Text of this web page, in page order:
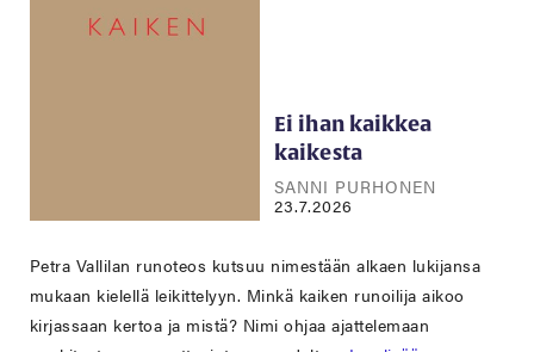
Ei ihan kaikkea
kaikesta
SANNI PURHONEN
23.7.2026
Petra Vallilan runoteos kutsuu nimestään alkaen lukijansa
mukaan kielellä leikittelyyn. Minkä kaiken runoilija aikoo
kirjassaan kertoa ja mistä? Nimi ohjaa ajattelemaan